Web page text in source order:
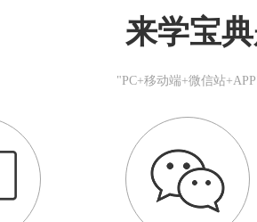
来学宝
"PC+移动端+微信站